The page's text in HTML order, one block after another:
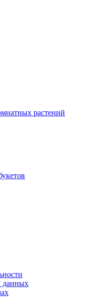
растений
данных